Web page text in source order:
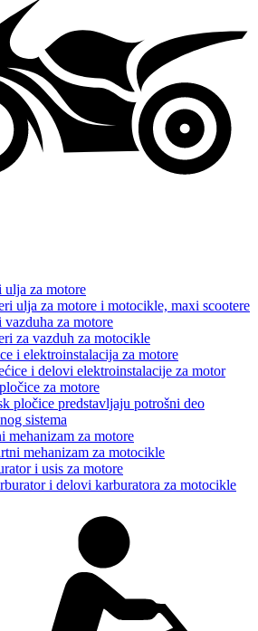
ulja za motore
vazduha za motore
i elektroinstalacija za motore
za motore
mehanizam za motore
i usis za motore